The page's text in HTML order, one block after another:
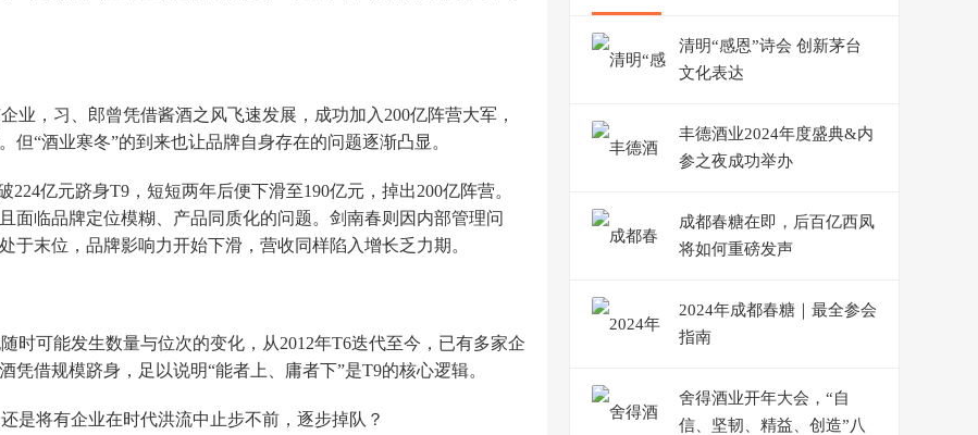
业，习、郎曾凭借酱酒之风飞速发展，成功加入200亿阵营大军，
“酒业寒冬”的到来也让品牌自身存在的问题逐渐凸显。
亿元跻身T9，短短两年后便下滑至190亿元，掉出200亿阵营。
面临品牌定位模糊、产品同质化的问题。剑南春则因内部管理问
末位，品牌影响力开始下滑，营收同样陷入增长乏力期。
时可能发生数量与位次的变化，从2012年T6迭代至今，已有多家企
借规模跻身，足以说明“能者上、庸者下”是T9的核心逻辑。
是将有企业在时代洪流中止步不前，逐步掉队？
清明“感恩”诗会 创新茅台
文化表达
丰德酒业2024年度盛典&内
参之夜成功举办
成都春糖在即，后百亿西凤
将如何重磅发声
2024年成都春糖｜最全参会
指南
舍得酒业开年大会，“自
信、坚韧、精益、创造”八